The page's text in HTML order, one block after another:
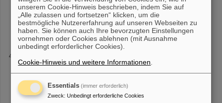
die Atomphysik am ExperimentierspeicherringESRkennen.
Infrastruktureinrichtungen wie der Hauptkontrollraum, das
Targetlabor und die Teststände und
und FAIR
anderem der Experimentierspeicherring
Steck erläuterte, der Behandlungsplatz für Tumortherapie mit
unserem Cookie-Hinweis beschrieben, indem Sie auf
„Alle zulassen und fortsetzen“ klicken, um die
bestmögliche Nutzererfahrung auf unseren Webseiten zu
haben. Sie können auch Ihre bevorzugten Einstellungen
vornehmen oder Cookies ablehnen (mit Ausnahme
unbedingt erforderlicher Cookies).
Cookie-Hinweis und weitere Informationen
Essentials (immer erforderlich)
Zweck: Unbedingt erforderliche Cookies